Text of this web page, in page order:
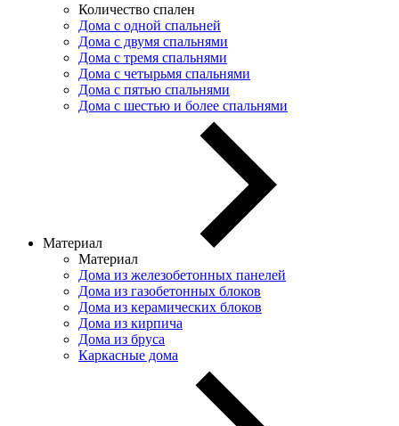
Количество спален
Дома с одной спальней
Дома с двумя спальнями
Дома с тремя спальнями
Дома с четырьмя спальнями
Дома с пятью спальнями
Дома с шестью и более спальнями
Материал
Материал
Дома из железобетонных панелей
Дома из газобетонных блоков
Дома из керамических блоков
Дома из кирпича
Дома из бруса
Каркасные дома